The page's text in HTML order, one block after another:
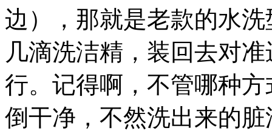
边），那就是老款的水
几滴洗洁精，装回去对
行。记得啊，不管哪种
倒干净，不然洗出来的